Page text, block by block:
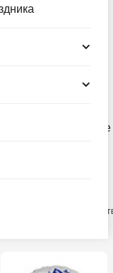
К 18" Узоры золотые
в достаточном